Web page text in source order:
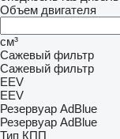
Объем двигателя
см³
Сажевый фильтр
Сажевый фильтр
EEV
EEV
Резервуар AdBlue
Резервуар AdBlue
Тип КПП